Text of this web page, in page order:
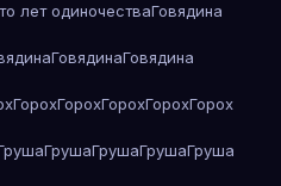
лет одиночестваГовядина
ГовядинаГовядина
ГорохГорохГорохГорохГорох
ГрушаГрушаГрушаГруша